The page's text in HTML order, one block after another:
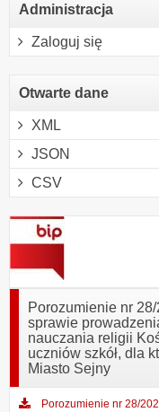
Administracja
Zaloguj się
Otwarte dane
XML
JSON
CSV
Porozumienie nr
sprawie
nauczania religii
uczniów szkół, dla
Miasto Sejny
Porozumienie nr 28/